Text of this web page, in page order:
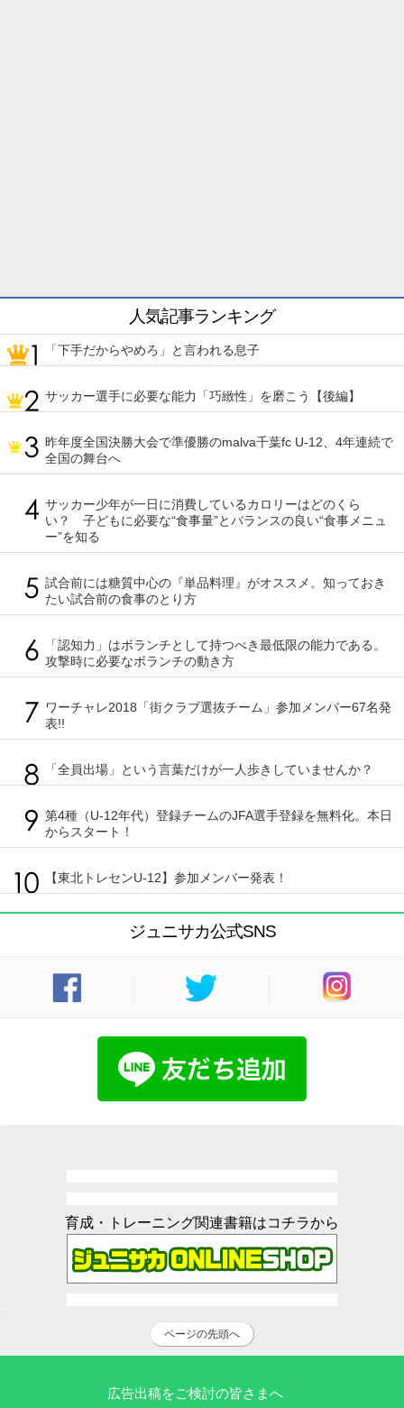
人気記事ランキング
「下手だからやめろ」と言われる息子
サッカー選手に必要な能力「巧緻性」を磨こう【後編】
昨年度全国決勝大会で準優勝のmalva千葉fc U-12、4年連続で
全国の舞台へ
サッカー少年が一日に消費しているカロリーはどのくら
い？ 子どもに必要な“食事量”とバランスの良い“食事メニュ
ー”を知る
試合前には糖質中心の『単品料理』がオススメ。知っておき
たい試合前の食事のとり方
「認知力」はボランチとして持つべき最低限の能力である。
攻撃時に必要なボランチの動き方
ワーチャレ2018「街クラブ選抜チーム」参加メンバー67名発
表!!
「全員出場」という言葉だけが一人歩きしていませんか？
第4種（U-12年代）登録チームのJFA選手登録を無料化。本日
からスタート！
【東北トレセンU-12】参加メンバー発表！
ジュニサカ公式SNS
育成・トレーニング関連書籍はコチラから
ページの先頭へ
広告出稿をご検討の皆さまへ